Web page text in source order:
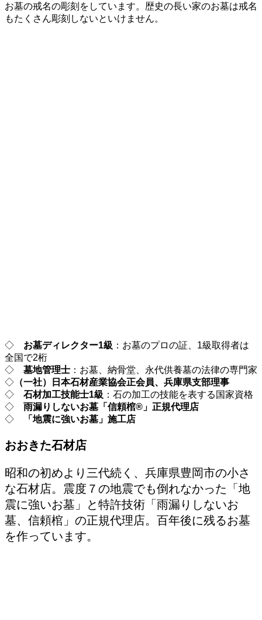
お墓の戒名の彫刻をしています。歴史の長い家のお墓は戒名
もたくさん彫刻しないといけません。
◇ お墓ディレクター1級 ：お墓のプロの証、1級取得者は
全国で2桁
◇ 墓地管理士 ：お墓、納骨堂、永代供養墓の法律の専門家
◇ （一社）日本石材産業協会正会員、兵庫県支部理事
◇ 石材加工技能士1級 ：石の加工の技能を表する国家資格
◇ 雨漏りしないお墓「信頼棺®」正規代理店
◇
「地震に強いお墓」施工店
おおきた石材店
昭和の初めより三代続く、兵庫県豊岡市の小さ
な石材店。震度７の地震でも倒れなかった「地
震に強いお墓」と特許技術「雨漏りしないお
墓、信頼棺」の正規代理店。百年後に残るお墓
を作っています。